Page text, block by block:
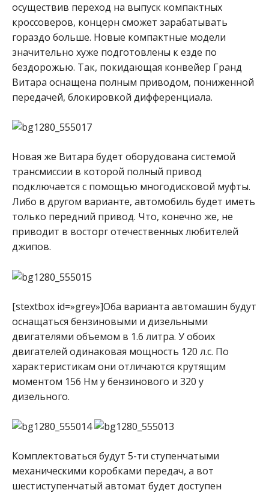
осуществив переход на выпуск компактных
кроссоверов, концерн сможет зарабатывать
гораздо больше. Новые компактные модели
значительно хуже подготовлены к езде по
бездорожью. Так, покидающая конвейер Гранд
Витара оснащена полным приводом, пониженной
передачей, блокировкой дифференциала.
Новая же Витара будет оборудована системой
трансмиссии в которой полный привод
подключается с помощью многодисковой муфты.
Либо в другом варианте, автомобиль будет иметь
только передний привод. Что, конечно же, не
приводит в восторг отечественных любителей
джипов.
[stextbox id=»grey»]Оба варианта автомашин будут
оснащаться бензиновыми и дизельными
двигателями объемом в 1.6 литра. У обоих
двигателей одинаковая мощность 120 л.с. По
характеристикам они отличаются крутящим
моментом 156 Нм у бензинового и 320 у
дизельного.
Комплектоваться будут 5-ти ступенчатыми
механическими коробками передач, а вот
шестиступенчатый автомат будет доступен